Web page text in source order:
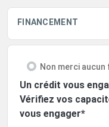
FINANCEMENT
Non merci
Un crédit vous
Vérifiez vos
vous engager*